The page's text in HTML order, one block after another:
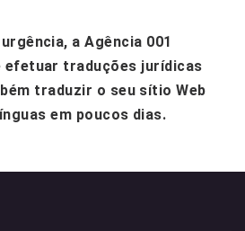
a Agência 001
efetuar traduções jurídicas
traduzir o seu sítio Web
em poucos dias.